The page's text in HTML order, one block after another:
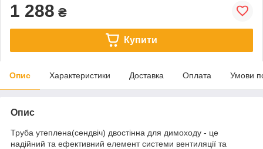
1 288 ₴
Купити
Опис Характеристики Доставка Оплата Умови
Опис
Труба утеплена(сендвіч) двостінна для димоходу - це
надійний та ефективний елемент системи вентиляції та